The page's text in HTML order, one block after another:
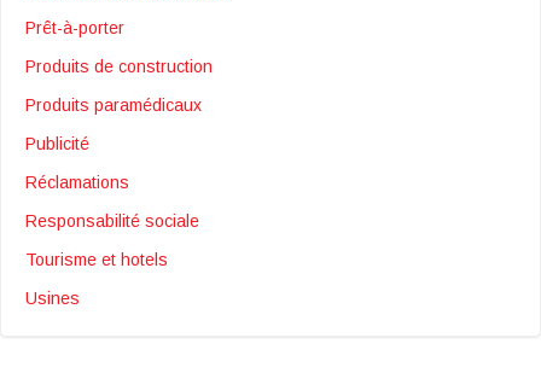
Prêt-à-porter
Produits de construction
Produits paramédicaux
Publicité
Réclamations
Responsabilité sociale
Tourisme et hotels
Usines